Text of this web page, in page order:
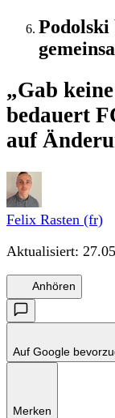
Podolski
„Gab
bedauert
auf
Felix Rasten (fr)
Aktualisiert:
Anhören
Auf Google
Merken